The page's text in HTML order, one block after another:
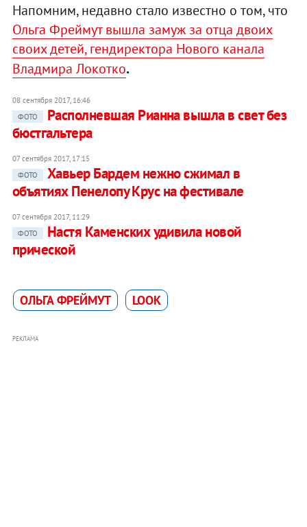
Напомним, недавно стало известно о том, что
Ольга Фреймут вышла замуж за отца двоих
своих детей, гендиректора Нового канала
Владмира Локотко.
08 сентября 2017, 16:46
ФОТО
Располневшая Рианна вышла в свет без
бюстгальтера
07 сентября 2017, 17:15
ФОТО
Хавьер Бардем нежно сжимал в
объятиях Пенелопу Крус на фестивале
07 сентября 2017, 11:29
ФОТО
Настя Каменских удивила новой
прической
ОЛЬГА ФРЕЙМУТ LOOK
РЕКЛАМА